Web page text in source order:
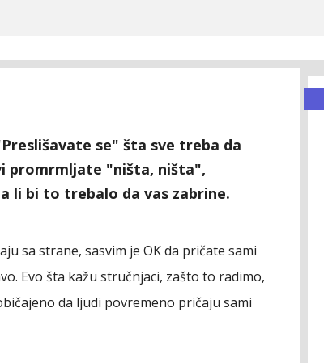
se" šta sve treba da
promrmljate "ništa, ništa",
li bi to trebalo da vas zabrine.
sa strane, sasvim je OK da pričate sami
Evo šta kažu stručnjaci, zašto to radimo,
da ljudi povremeno pričaju sami